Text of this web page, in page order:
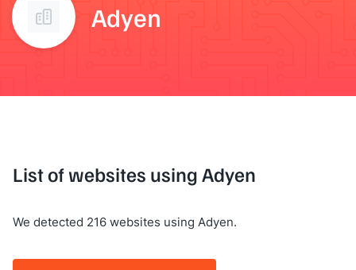
Adyen
List of websites using Adyen
We detected 216 websites using Adyen.